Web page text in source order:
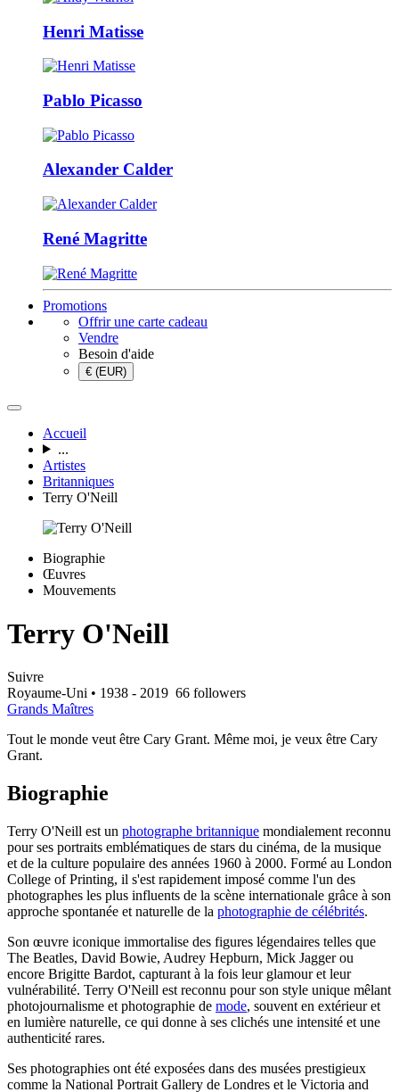
Henri Matisse
Pablo Picasso
Alexander Calder
René Magritte
Promotions
Offrir une carte cadeau
Vendre
Besoin d'aide
€ (EUR)
Accueil
...
Artistes
Britanniques
Terry O'Neill
Biographie
Œuvres
Mouvements
Terry O'Neill
Suivre
Royaume-Uni • 1938 - 2019 66 followers
Grands Maîtres
Tout le monde veut être Cary Grant. Même moi, je veux être Cary
Grant.
Biographie
Terry O'Neill est un photographe britannique mondialement reconnu
pour ses portraits emblématiques de stars du cinéma, de la musique
et de la culture populaire des années 1960 à 2000. Formé au London
College of Printing, il s'est rapidement imposé comme l'un des
photographes les plus influents de la scène internationale grâce à son
approche spontanée et naturelle de la photographie de célébrités.
Son œuvre iconique immortalise des figures légendaires telles que
The Beatles, David Bowie, Audrey Hepburn, Mick Jagger ou
encore Brigitte Bardot, capturant à la fois leur glamour et leur
vulnérabilité. Terry O'Neill est reconnu pour son style unique mêlant
photojournalisme et photographie de mode, souvent en extérieur et
en lumière naturelle, ce qui donne à ses clichés une intensité et une
authenticité rares.
Ses photographies ont été exposées dans des musées prestigieux
comme la National Portrait Gallery de Londres et le Victoria and